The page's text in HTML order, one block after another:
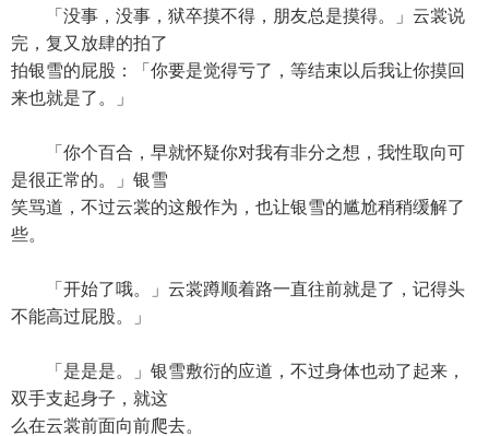
「没事，没事，狱卒摸不得，朋友总是摸得。」云裳说
完，复又放肆的拍了
拍银雪的屁股：「你要是觉得亏了，等结束以后我让你摸回
来也就是了。」
「你个百合，早就怀疑你对我有非分之想，我性取向可
是很正常的。」银雪
笑骂道，不过云裳的这般作为，也让银雪的尴尬稍稍缓解了
些。
「开始了哦。」云裳蹲顺着路一直往前就是了，记得头
不能高过屁股。」
「是是是。」银雪敷衍的应道，不过身体也动了起来，
双手支起身子，就这
么在云裳前面向前爬去。